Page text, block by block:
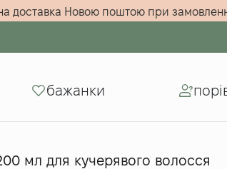
доставка Новою поштою при
бажанки
мл для кучерявого волосся